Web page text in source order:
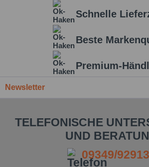
Schnelle
Beste
Premium-
Newsletter
TELEFONISCHE
UND
09349/